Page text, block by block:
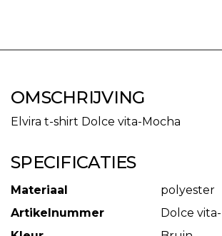
OMSCHRIJVING
Elvira t-shirt Dolce vita-Mocha
SPECIFICATIES
Materiaal
polyester
Artikelnummer
Dolce